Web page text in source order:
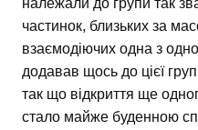
частинок, близьких за
взаємодіючих одна з
додавав щось до цієї
так що відкриття ще
стало майже буденною